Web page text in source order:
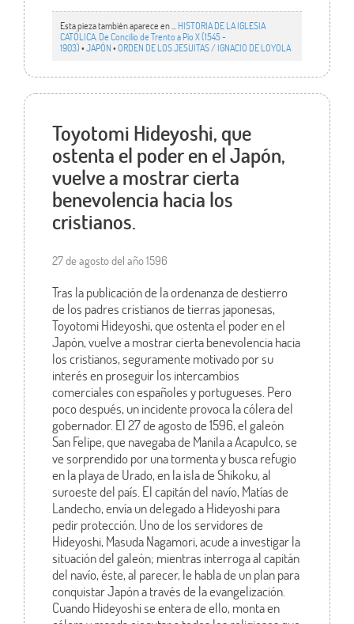
Esta pieza también aparece en ... HISTORIA DE LA IGLESIA
CATÓLICA. De Concilio de Trento a Pío X (1545 -
1903)•JAPÓN•ORDEN DE LOS JESUITAS / IGNACIO DE LOYOLA
Toyotomi Hideyoshi, que
ostenta el poder en el Japón,
vuelve a mostrar cierta
benevolencia hacia los
cristianos.
27 de agosto del año 1596
Tras la publicación de la ordenanza de destierro
de los padres cristianos de tierras japonesas,
Toyotomi Hideyoshi, que ostenta el poder en el
Japón, vuelve a mostrar cierta benevolencia hacia
los cristianos, seguramente motivado por su
interés en proseguir los intercambios
comerciales con españoles y portugueses. Pero
poco después, un incidente provoca la cólera del
gobernador. El 27 de agosto de 1596, el galeón
San Felipe, que navegaba de Manila a Acapulco, se
ve sorprendido por una tormenta y busca refugio
en la playa de Urado, en la isla de Shikoku, al
suroeste del país. El capitán del navío, Matías de
Landecho, envía un delegado a Hideyoshi para
pedir protección. Uno de los servidores de
Hideyoshi, Masuda Nagamori, acude a investigar la
situación del galeón; mientras interroga al capitán
del navío, éste, al parecer, le habla de un plan para
conquistar Japón a través de la evangelización.
Cuando Hideyoshi se entera de ello, monta en